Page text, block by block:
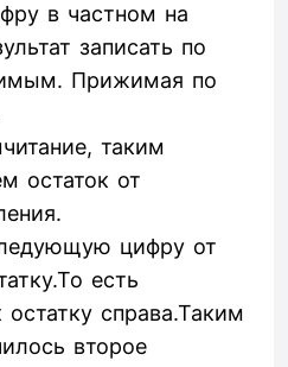
в частном на
записать по
Прижимая по
таким
остаток от
цифру от
есть
остатку справа.Таким
второе